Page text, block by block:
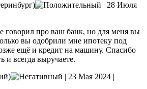
| 28 Июля
говорил про ваш банк, но для меня вы
вы одобрили мне ипотеку под
ещё и кредит на машину. Спасибо
и всегда выручаете.
| 23 Мая 2024 |